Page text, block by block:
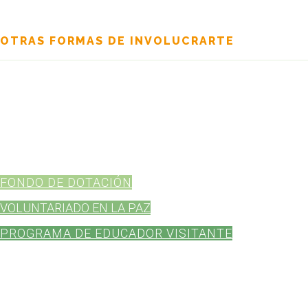
OTRAS FORMAS DE INVOLUCRARTE
FONDO DE DOTACIÓN
VOLUNTARIADO EN LA PAZ
PROGRAMA DE EDUCADOR VISITANTE